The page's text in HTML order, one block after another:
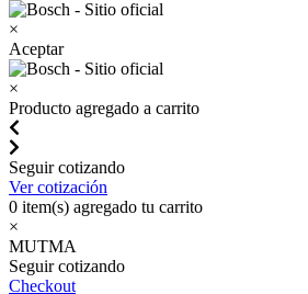
×
Aceptar
×
Producto agregado a carrito
Seguir cotizando
Ver cotización
0 item(s) agregado tu carrito
×
MUTMA
Seguir cotizando
Checkout